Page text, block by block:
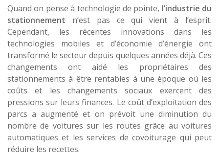
Quand on pense à technologie de pointe, l’industrie du
stationnement n’est pas ce qui vient à l’esprit.
Cependant, les récentes innovations dans les
technologies mobiles et d’économie d’énergie ont
transformé le secteur depuis quelques années déjà. Ces
changements ont aidé les propriétaires des
stationnements à être rentables à une époque où les
coûts et les changements sociaux exercent des
pressions sur leurs finances. Le coût d’exploitation des
parcs a augmenté et on prévoit une diminution du
nombre de voitures sur les routes grâce au voitures
automatiques et les services de covoiturage qui peut
réduire les recettes.